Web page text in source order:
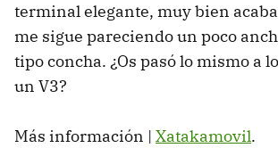
terminal elegante, muy bien
me sigue pareciendo un poco
tipo concha. ¿Os pasó lo mismo a
un V3?
Más información | Xatakamovil.